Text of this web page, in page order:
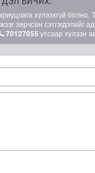
хүлээхгүй болно.
зөрчсөн сэтгэгдэлийг
70127055 утсаар хүлээн